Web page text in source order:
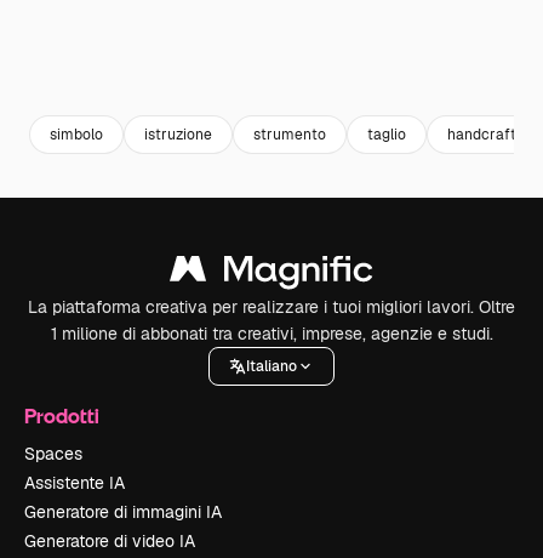
simbolo istruzione strumento taglio handcraft
La piattaforma creativa per realizzare i tuoi migliori lavori. Oltre
1 milione di abbonati tra creativi, imprese, agenzie e studi.
Italiano
Prodotti
Spaces
Assistente IA
Generatore di immagini IA
Generatore di video IA